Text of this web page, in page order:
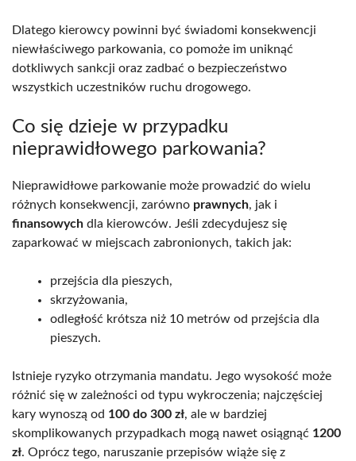
Dlatego kierowcy powinni być świadomi konsekwencji
niewłaściwego parkowania, co pomoże im uniknąć
dotkliwych sankcji oraz zadbać o bezpieczeństwo
wszystkich uczestników ruchu drogowego.
Co się dzieje w przypadku
nieprawidłowego parkowania?
Nieprawidłowe parkowanie może prowadzić do wielu
różnych konsekwencji, zarówno prawnych, jak i
finansowych dla kierowców. Jeśli zdecydujesz się
zaparkować w miejscach zabronionych, takich jak:
przejścia dla pieszych,
skrzyżowania,
odległość krótsza niż 10 metrów od przejścia dla
pieszych.
Istnieje ryzyko otrzymania mandatu. Jego wysokość może
różnić się w zależności od typu wykroczenia; najczęściej
kary wynoszą od 100 do 300 zł, ale w bardziej
skomplikowanych przypadkach mogą nawet osiągnąć 1200
zł. Oprócz tego, naruszanie przepisów wiąże się z